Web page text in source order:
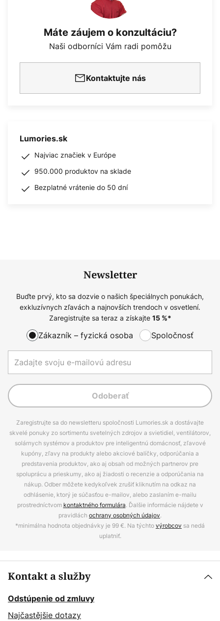
Máte záujem o konzultáciu?
Naši odborníci Vám radi pomôžu
Kontaktujte nás
Lumories.sk
Najviac značiek v Európe
950.000 produktov na sklade
Bezplatné vrátenie do 50 dní
Newsletter
Buďte prvý, kto sa dozvie o našich špeciálnych ponukách,
exkluzívnych zľavách a najnovších trendoch v osvetlení.
Zaregistrujte sa teraz a získajte 15%*
Zákazník – fyzická osoba Spoločnosť
Odoberať
Zaregistrujte sa do newsletteru spoločnosti Lumories.sk a dostávajte
skvelé ponuky zo sortimentu svetelných zdrojov a svietidiel, ventilátorov,
solárnych systémov a produktov pre inteligentnú domácnosť, zľavové
kupóny, zľavy na produkty alebo akciové balíčky, odporúčania a
predstavenia produktov, ako aj obsah od možných partnerov pre
spoluprácu a prieskumy, ako aj žiadosti o recenzie a odporúčania na
nákup. Odber môžete kedykoľvek zrušiť kliknutím na odkaz na
odhlásenie, ktorý je súčasťou e-mailov, alebo zaslaním e-mailu
prostredníctvom kontaktného formulára. Ďalšie informácie nájdete v
pravidlách ochrany osobných údajov.
*minimálna hodnota objednávky je 99 €. Na týchtovýrobcov sa nedá
uplatniť.
Kontakt a služby
Odstúpenie od zmluvy
Najčastějšie dotazy